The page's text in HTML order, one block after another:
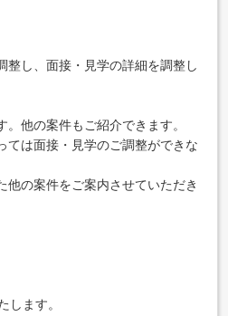
整し、面接・見学の詳細を調整し
他の案件もご紹介できます。
は面接・見学のご調整ができな
他の案件をご案内させていただき
します。